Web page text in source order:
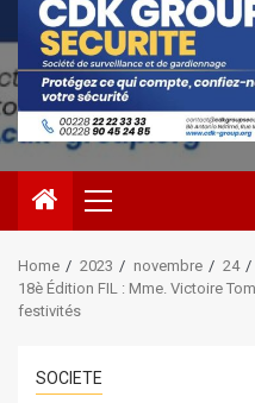
Primary
Menu
Home 2023 novembre
24
18è Édition FIL : Mme. Victoire
festivités
SOCIETE